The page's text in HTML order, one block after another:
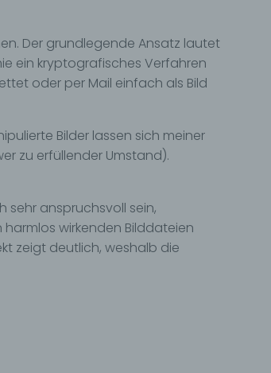
Der grundlegende Ansatz lautet
ein kryptografisches Verfahren
oder per Mail einfach als Bild
Bilder lassen sich meiner
zu erfüllender Umstand).
anspruchsvoll sein,
wirkenden Bilddateien
zeigt deutlich, weshalb die